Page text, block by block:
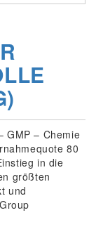
GMP – Chemie
80
in die
größten
und